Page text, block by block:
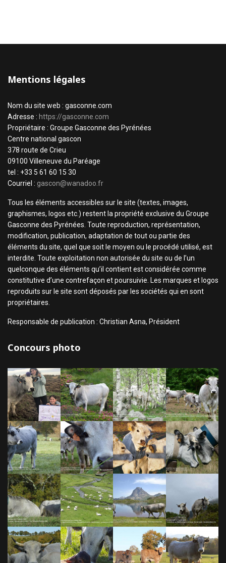
Mentions légales
Nom du site web : gasconne.com
Adresse : https://gasconne.com
Propriétaire : Groupe Gasconne des Pyrénées
Centre national gascon
378 route de Crieu
09100 Villeneuve du Paréage
tel : +33 5 61 60 15 30
Courriel : gascon@wanadoo.fr
Tous les éléments accessibles sur le site (textes, images,
graphismes, logos etc.) restent la propriété exclusive du Groupe
Gasconne des Pyrénées. Toute reproduction, représentation,
modification, publication, adaptation de tout ou partie des
éléments du site, quel que soit le moyen ou le procédé utilisé, est
interdite. Toute exploitation non autorisée du site ou de l’un
quelconque des éléments qu’il contient est considérée comme
constitutive d’une contrefaçon et poursuivie. Les marques et logos
reproduits sur le site sont déposés par les sociétés qui en sont
propriétaires.
Responsable de publication : Christian Asna, Président
Concours photo